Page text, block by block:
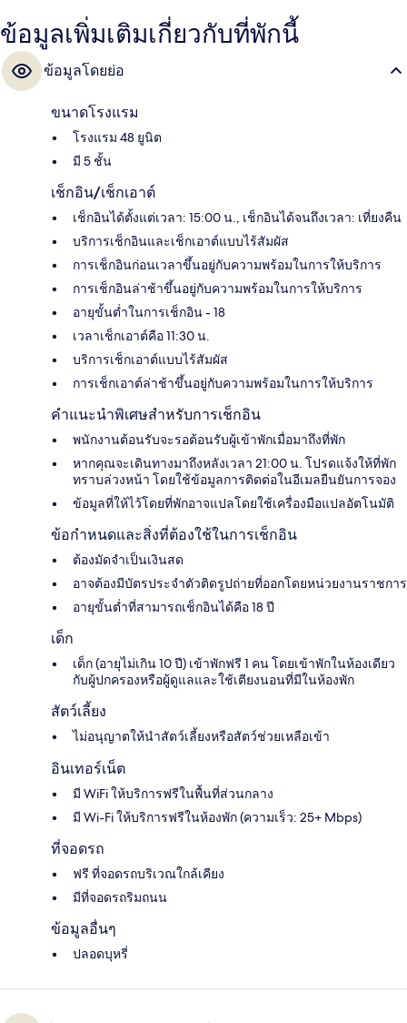
ข้อมูลเพิ่มเติมเกี่ยวกับที่พักนี้
ข้อมูลโดยย่อ
ขนาดโรงแรม
โรงแรม 48 ยูนิต
มี 5 ชั้น
เช็กอิน/เช็กเอาต์
เช็กอินได้ตั้งแต่เวลา: 15:00 น., เช็กอินได้จนถึงเวลา: เที่ยงคืน
บริการเช็กอินและเช็กเอาต์แบบไร้สัมผัส
การเช็กอินก่อนเวลาขึ้นอยู่กับความพร้อมในการให้บริการ
การเช็กอินล่าช้าขึ้นอยู่กับความพร้อมในการให้บริการ
อายุขั้นต่ำในการเช็กอิน - 18
เวลาเช็กเอาต์คือ 11:30 น.
บริการเช็กเอาต์แบบไร้สัมผัส
การเช็กเอาต์ล่าช้าขึ้นอยู่กับความพร้อมในการให้บริการ
คำแนะนำพิเศษสำหรับการเช็กอิน
พนักงานต้อนรับจะรอต้อนรับผู้เข้าพักเมื่อมาถึงที่พัก
หากคุณจะเดินทางมาถึงหลังเวลา 21:00 น. โปรดแจ้งให้ที่พัก
ทราบล่วงหน้า โดยใช้ข้อมูลการติดต่อในอีเมลยืนยันการจอง
ข้อมูลที่ให้ไว้โดยที่พักอาจแปลโดยใช้เครื่องมือแปลอัตโนมัติ
ข้อกำหนดและสิ่งที่ต้องใช้ในการเช็กอิน
ต้องมัดจำเป็นเงินสด
อาจต้องมีบัตรประจำตัวติดรูปถ่ายที่ออกโดยหน่วยงานราชการ
อายุขั้นต่ำที่สามารถเช็กอินได้คือ 18 ปี
เด็ก
เด็ก (อายุไม่เกิน 10 ปี) เข้าพักฟรี 1 คน โดยเข้าพักในห้องเดียว
กับผู้ปกครองหรือผู้ดูแลและใช้เตียงนอนที่มีในห้องพัก
สัตว์เลี้ยง
ไม่อนุญาตให้นำสัตว์เลี้ยงหรือสัตว์ช่วยเหลือเข้า
อินเทอร์เน็ต
มี WiFi ให้บริการฟรีในพื้นที่ส่วนกลาง
มี Wi-Fi ให้บริการฟรีในห้องพัก (ความเร็ว: 25+ Mbps)
ที่จอดรถ
ฟรี ที่จอดรถบริเวณใกล้เคียง
มีที่จอดรถริมถนน
ข้อมูลอื่นๆ
ปลอดบุหรี่